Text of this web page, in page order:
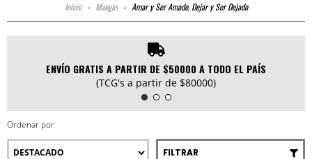
Inicio - Mangas - Amar y Ser Amado, Dejar y Ser Dejado
ENVÍO GRATIS A PARTIR DE $50000 A TODO EL PAÍS
(TCG's a partir de $80000)
Ordenar por
FILTRAR